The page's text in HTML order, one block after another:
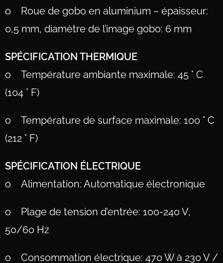
o Roue de gobo en aluminium – épaisseur:
0,5 mm, diamètre de l’image gobo: 6 mm
SPÉCIFICATION THERMIQUE
o Température ambiante maximale: 45 ° C
(104 ° F)
o Température de surface maximale: 100 ° C
(212 ° F)
SPÉCIFICATION ÉLECTRIQUE
o Alimentation: Automatique électronique
o Plage de tension d’entrée: 100-240 V,
50/60 Hz
o Consommation électrique: 470 W à 230 V /